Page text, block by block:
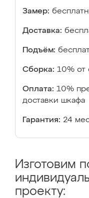
Замер:
Доставка:
Подъём:
Сборка: 10% от
Оплата: 10%
доставки шкафа
Гарантия: 24
Изготовим
проекту: